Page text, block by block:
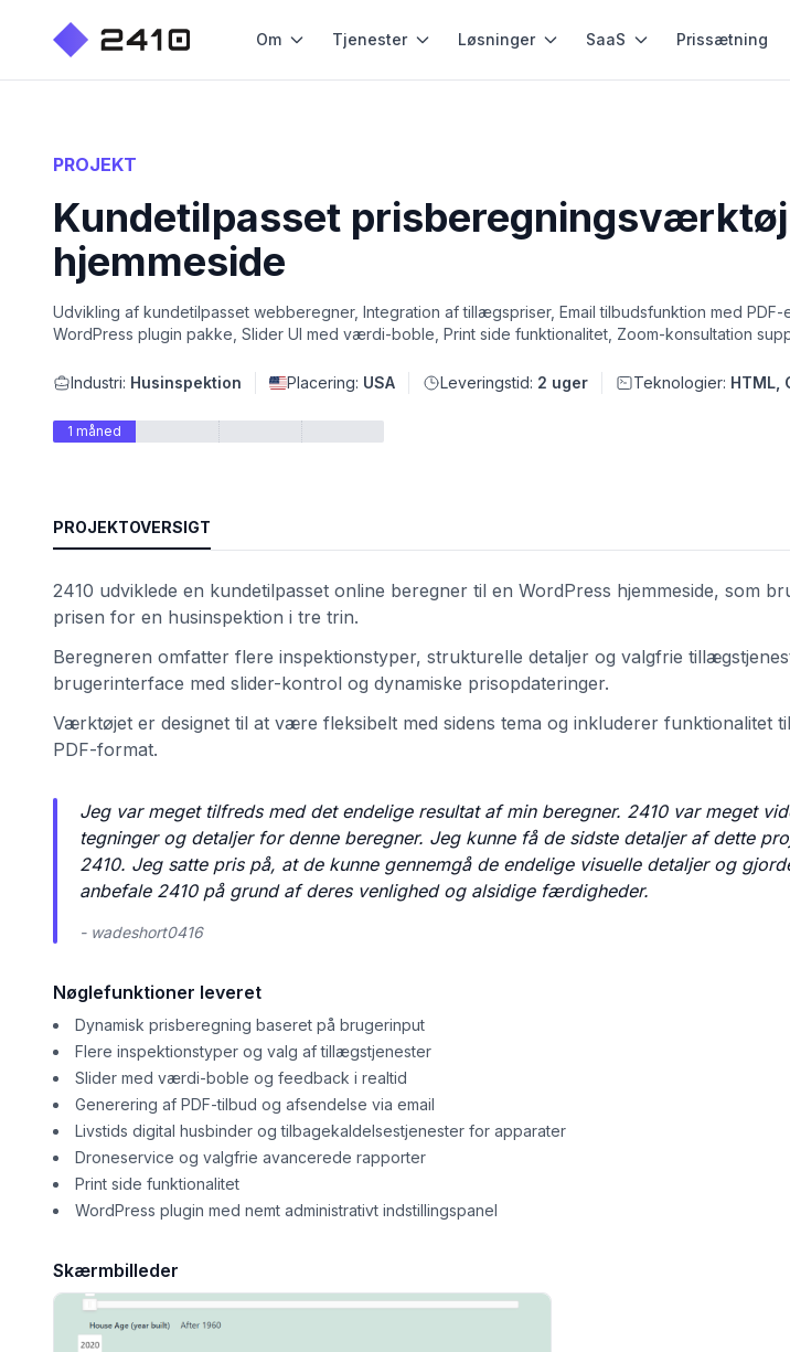
Om Tjenester Løsninger SaaS Prissætning
PROJEKT
Kundetilpasset
hjemmeside
Udvikling af kundetilpasset webberegner, Integration af tillægspriser, Email tilbudsfunktion med
WordPress plugin pakke, Slider UI med værdi-boble, Print side funktionalitet, Zoom-konsultation
Industri: Husinspektion Placering: USA Leveringstid: 2 uger Teknologier: HTML,
1 måned
PROJEKTOVERSIGT
2410 udviklede en kundetilpasset online beregner til en WordPress hjemmeside, som
prisen for en husinspektion i tre trin.
Beregneren omfatter flere inspektionstyper, strukturelle detaljer og valgfrie
brugerinterface med slider-kontrol og dynamiske prisopdateringer.
Værktøjet er designet til at være fleksibelt med sidens tema og inkluderer funktionalitet
PDF-format.
Jeg var meget tilfreds med det endelige resultat af min beregner. 2410 var meget
tegninger og detaljer for denne beregner. Jeg kunne få de sidste detaljer af dette
2410. Jeg satte pris på, at de kunne gennemgå de endelige visuelle detaljer og
anbefale 2410 på grund af deres venlighed og alsidige færdigheder.
- wadeshort0416
Nøglefunktioner leveret
Dynamisk prisberegning baseret på brugerinput
Flere inspektionstyper og valg af tillægstjenester
Slider med værdi-boble og feedback i realtid
Generering af PDF-tilbud og afsendelse via email
Livstids digital husbinder og tilbagekaldelsestjenester for apparater
Droneservice og valgfrie avancerede rapporter
Print side funktionalitet
WordPress plugin med nemt administrativt indstillingspanel
Skærmbilleder